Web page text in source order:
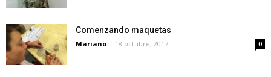
Comenzando maquetas
Mariano - 18 octubre, 2017 0